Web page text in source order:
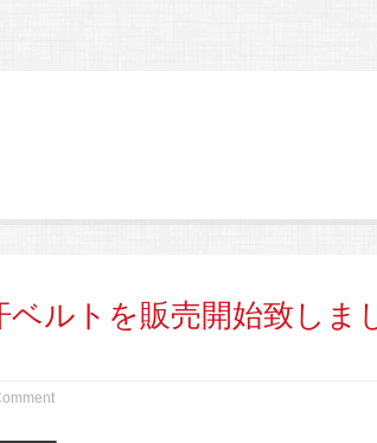
ベルトを販売開始致しま